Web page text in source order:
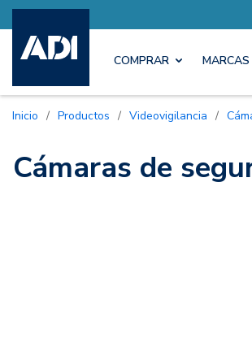
COMPRAR MARCAS
Inicio / Productos / Videovigilancia /
Cámaras de